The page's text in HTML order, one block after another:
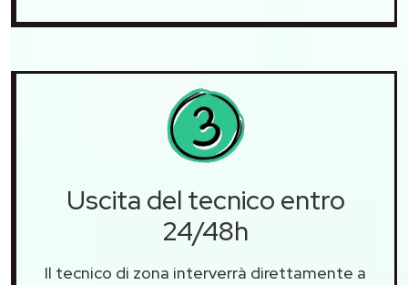
Uscita del tecnico entro
24/48h
Il tecnico di zona interverrà direttamente a